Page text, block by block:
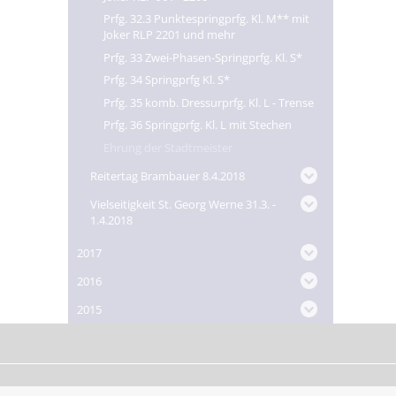
Prfg. 32.3 Punktespringprfg. Kl. M** mit
Joker RLP 2201 und mehr
Prfg. 33 Zwei-Phasen-Springprfg. Kl. S*
Prfg. 34 Springprfg Kl. S*
Prfg. 35 komb. Dressurprfg. Kl. L - Trense
Prfg. 36 Springprfg. Kl. L mit Stechen
Reitertag Brambauer 8.4.2018
Vielseitigkeit St. Georg Werne 31.3. -
1.4.2018
2017
2016
2015